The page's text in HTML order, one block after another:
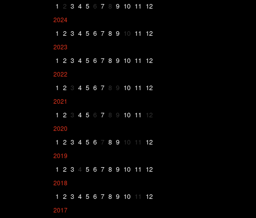
1 2 3 4 5 6 7 8 9 10 11 12
2024
1 2 3 4 5 6 7 8 9 10 11 12
2023
1 2 3 4 5 6 7 8 9 10 11 12
2022
1 2 3 4 5 6 7 8 9 10 11 12
2021
1 2 3 4 5 6 7 8 9 10 11 12
2020
1 2 3 4 5 6 7 8 9 10 11 12
2019
1 2 3 4 5 6 7 8 9 10 11 12
2018
1 2 3 4 5 6 7 8 9 10 11 12
2017